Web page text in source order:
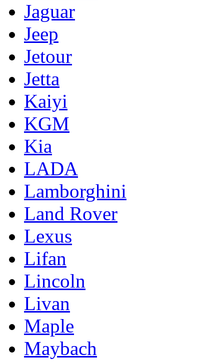
Jaguar
Jeep
Jetour
Jetta
Kaiyi
KGM
Kia
LADA
Lamborghini
Land Rover
Lexus
Lifan
Lincoln
Livan
Maple
Maybach